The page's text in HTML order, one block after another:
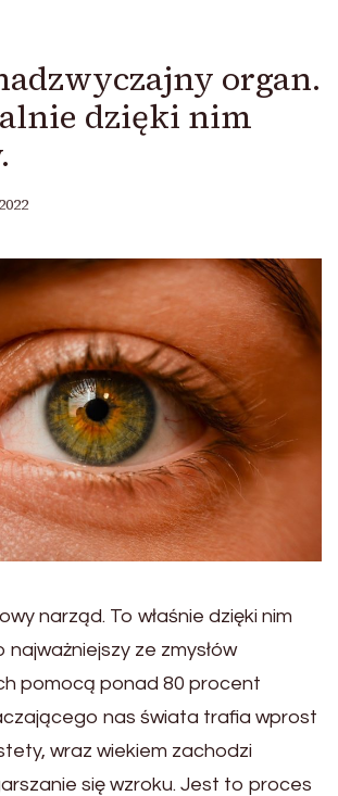
organ.
dzięki nim
narząd. To właśnie dzięki nim
najważniejszy ze zmysłów
pomocą ponad 80 procent
nas świata trafia wprost
wraz wiekiem zachodzi
się wzroku. Jest to proces